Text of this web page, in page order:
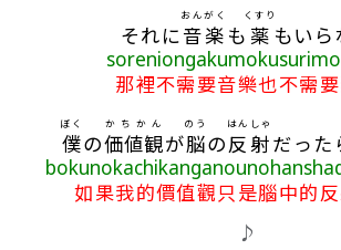
それに音楽
おんがく
も 薬
くすり
もいら
那裡不需要音樂也不需
僕
ぼく
の価値観
かちかん
が脳
のう
の反射
はんしゃ
だった
如果我的價值觀只是腦中的
♪